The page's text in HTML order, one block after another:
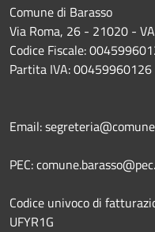
Comune di Barasso
Via Roma, 26 - 21020 - VA
Codice Fiscale:
Partita IVA: 00459960126
Email:
PEC:
Codice univoco di
UFYR1G